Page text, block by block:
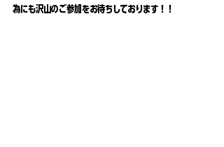
為にも沢山のご参加をお待ちしております！！